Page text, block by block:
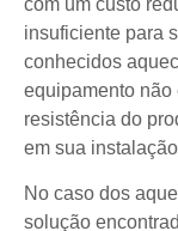
com um custo
insuficiente para
conhecidos
equipamento não
resistência do
em sua
No caso dos
solução